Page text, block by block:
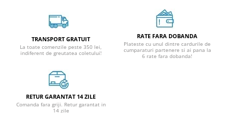
TRANSPORT GRATUIT
La toate comenzile peste 350 lei,
indiferent de greutatea coletului!
RATE FARA DOBANDA
Plateste cu unul dintre cardurile de
cumparaturi partenere si ai pana la
6 rate fara dobanda!
RETUR GARANTAT 14 ZILE
Comanda fara griji. Retur garantat in
14 zile